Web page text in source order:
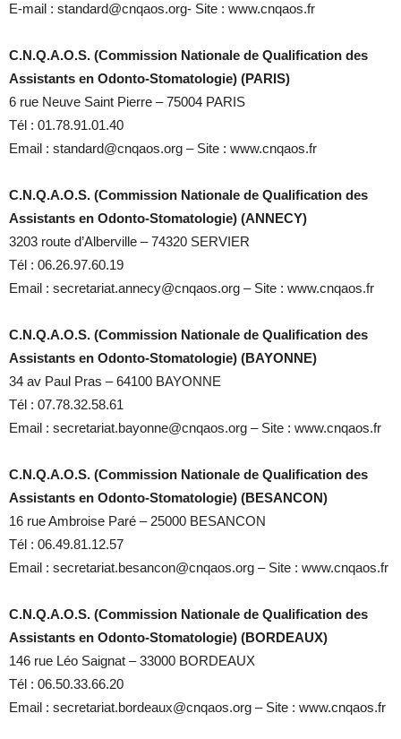
E-mail : standard@cnqaos.org- Site : www.cnqaos.fr
C.N.Q.A.O.S. (Commission Nationale de Qualification des
Assistants en Odonto-Stomatologie) (PARIS)
6 rue Neuve Saint Pierre – 75004 PARIS
Tél : 01.78.91.01.40
Email : standard@cnqaos.org – Site : www.cnqaos.fr
C.N.Q.A.O.S. (Commission Nationale de Qualification des
Assistants en Odonto-Stomatologie) (ANNECY)
3203 route d’Alberville – 74320 SERVIER
Tél : 06.26.97.60.19
Email : secretariat.annecy@cnqaos.org – Site : www.cnqaos.fr
C.N.Q.A.O.S. (Commission Nationale de Qualification des
Assistants en Odonto-Stomatologie) (BAYONNE)
34 av Paul Pras – 64100 BAYONNE
Tél : 07.78.32.58.61
Email : secretariat.bayonne@cnqaos.org – Site : www.cnqaos.fr
C.N.Q.A.O.S. (Commission Nationale de Qualification des
Assistants en Odonto-Stomatologie) (BESANCON)
16 rue Ambroise Paré – 25000 BESANCON
Tél : 06.49.81.12.57
Email : secretariat.besancon@cnqaos.org – Site : www.cnqaos.fr
C.N.Q.A.O.S. (Commission Nationale de Qualification des
Assistants en Odonto-Stomatologie) (BORDEAUX)
146 rue Léo Saignat – 33000 BORDEAUX
Tél : 06.50.33.66.20
Email : secretariat.bordeaux@cnqaos.org – Site : www.cnqaos.fr